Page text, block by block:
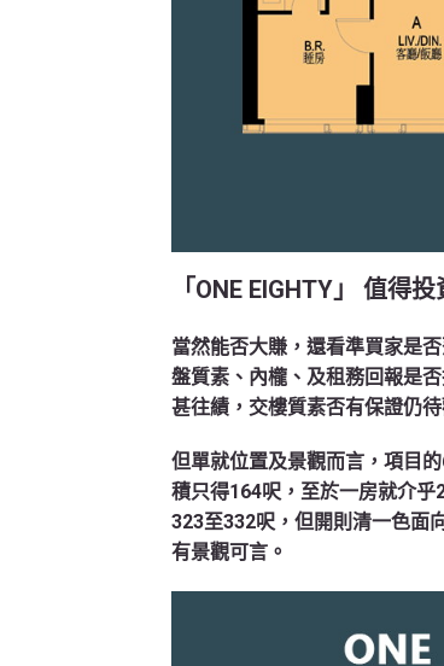
「ONE EIGHTY」 值得投
當然能否大賺，還看準買家是
盤質素、內櫳、及租務回報是
甚往績，交樓質素否有保證仍待
但單就位置及景觀而言，項目
積只得164呎，至於一房就介
323至332呎，但開則清一色面
有景觀可言。